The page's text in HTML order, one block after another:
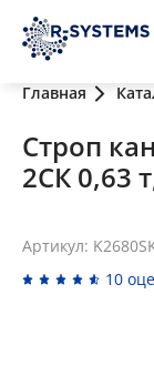
Главная
Строп
2СК 0,63
Артикул:
10